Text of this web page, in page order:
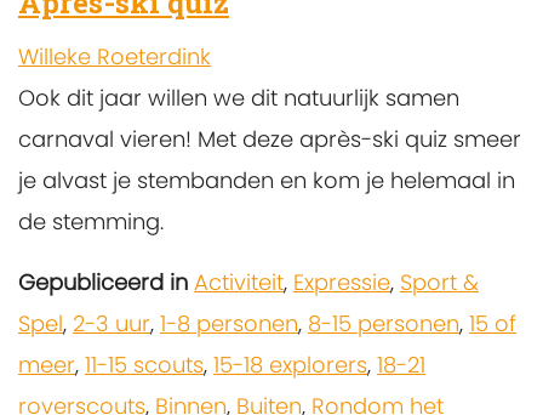
Willeke Roeterdink
Ook dit jaar willen we dit natuurlijk samen
carnaval vieren! Met deze après-ski quiz smeer
je alvast je stembanden en kom je helemaal in
de stemming.
Gepubliceerd in Activiteit, Expressie, Sport &
Spel, 2-3 uur, 1-8 personen, 8-15 personen, 15 of
meer, 11-15 scouts, 15-18 explorers, 18-21
roverscouts, Binnen, Buiten, Rondom het